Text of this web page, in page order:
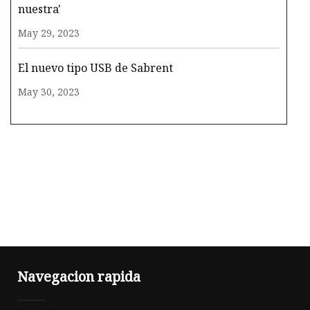
nuestra'
May 29, 2023
El nuevo tipo USB de Sabrent
May 30, 2023
Navegacion rapida